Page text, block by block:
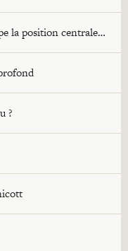
la position centrale…
?